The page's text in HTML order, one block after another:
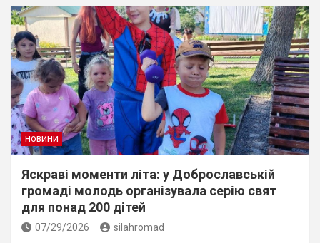
НОВИНИ
Яскраві моменти літа: у Доброславській
громаді молодь організувала серію свят
для понад 200 дітей
07/29/2026 silahromad